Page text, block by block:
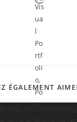
ÉGALEMENT